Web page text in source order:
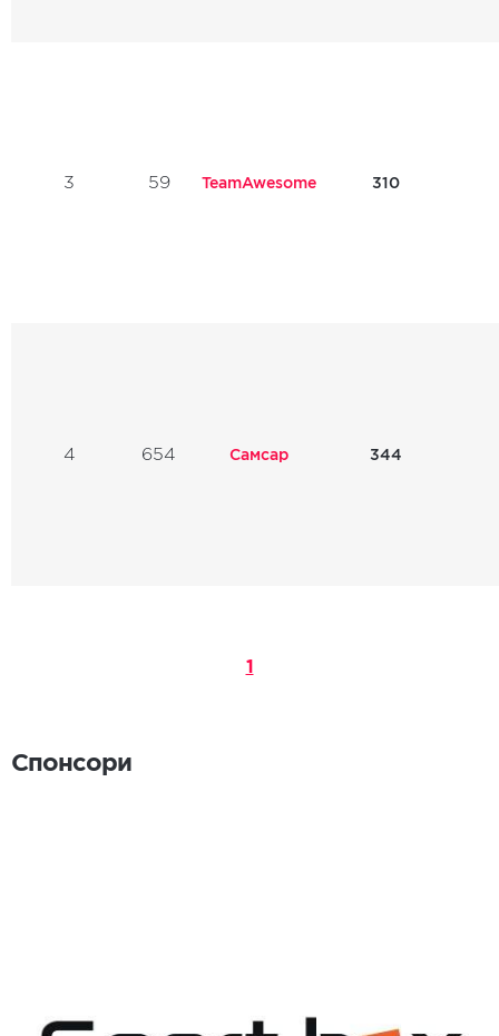
3 59 TeamAwesome 310
4 654 Самсар 344
1
Спонсори